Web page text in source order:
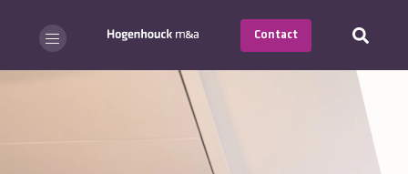
Contact